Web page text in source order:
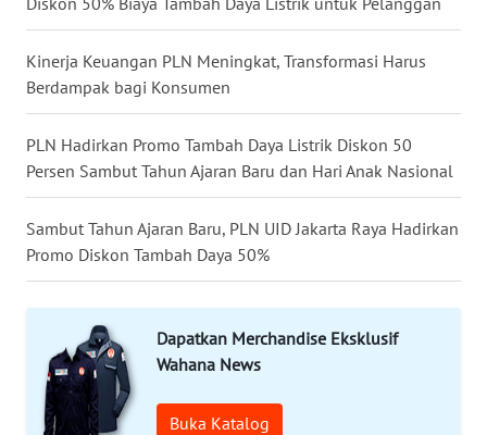
Kinerja Keuangan PLN Meningkat, Transformasi Harus
Berdampak bagi Konsumen
PLN Hadirkan Promo Tambah Daya Listrik Diskon 50
Persen Sambut Tahun Ajaran Baru dan Hari Anak Nasional
Sambut Tahun Ajaran Baru, PLN UID Jakarta Raya Hadirkan
Promo Diskon Tambah Daya 50%
Dapatkan Merchandise Eksklusif
Wahana News
Buka Katalog
KALTENG
WN
KALTARA
WN
KALSEL
WN
KALTIM
WN
SULSEL
WN
GORONTALO